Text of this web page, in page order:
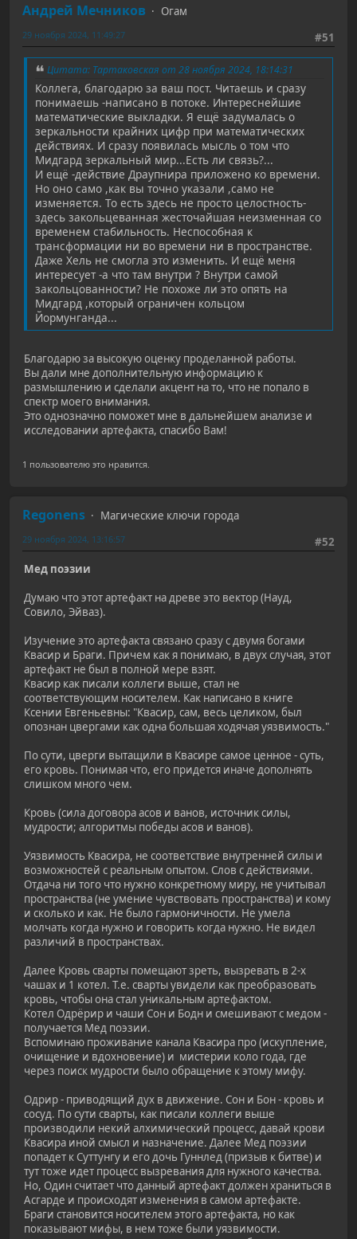
Андрей Мечников
Огам
#51
29 ноября 2024, 11:49:27
Цитата: Тартаковская от 28 ноября 2024, 18:14:31
Коллега, благодарю за ваш пост. Читаешь и сразу
понимаешь -написано в потоке. Интереснейшие
математические выкладки. Я ещё задумалась о
зеркальности крайних цифр при математических
действиях. И сразу появилась мысль о том что
Мидгард зеркальный мир...Есть ли связь?...
И ещё -действие Драупнира приложено ко времени.
Но оно само ,как вы точно указали ,само не
изменяется. То есть здесь не просто целостность-
здесь закольцеванная жесточайшая неизменная со
временем стабильность. Неспособная к
трансформации ни во времени ни в пространстве.
Даже Хель не смогла это изменить. И ещё меня
интересует -а что там внутри ? Внутри самой
закольцованности? Не похоже ли это опять на
Мидгард ,который ограничен кольцом
Йормунганда...
Благодарю за высокую оценку проделанной работы.
Вы дали мне дополнительную информацию к
размышлению и сделали акцент на то, что не попало в
спектр моего внимания.
Это однозначно поможет мне в дальнейшем анализе и
исследовании артефакта, спасибо Вам!
1 пользователю это нравится.
Regonens
Магические ключи города
#52
29 ноября 2024, 13:16:57
Мед поэзии
Думаю что этот артефакт на древе это вектор (Науд,
Совило, Эйваз).
Изучение это артефакта связано сразу с двумя богами
Квасир и Браги. Причем как я понимаю, в двух случая, этот
артефакт не был в полной мере взят.
Квасир как писали коллеги выше, стал не
соответствующим носителем. Как написано в книге
Ксении Евгеньевны: "Квасир, сам, весь целиком, был
опознан цвергами как одна большая ходячая уязвимость."
По сути, цверги вытащили в Квасире самое ценное - суть,
его кровь. Понимая что, его придется иначе дополнять
слишком много чем.
Кровь (сила договора асов и ванов, источник силы,
мудрости; алгоритмы победы асов и ванов).
Уязвимость Квасира, не соответствие внутренней силы и
возможностей с реальным опытом. Слов с действиями.
Отдача ни того что нужно конкретному миру, не учитывал
пространства (не умение чувствовать пространства) и кому
и сколько и как. Не было гармоничности. Не умела
молчать когда нужно и говорить когда нужно. Не видел
различий в пространствах.
Далее Кровь сварты помещают зреть, вызревать в 2-х
чашах и 1 котел. Т.е. сварты увидели как преобразовать
кровь, чтобы она стал уникальным артефактом.
Котел Одрёрир и чаши Сон и Бодн и смешивают с медом -
получается Мед поэзии.
Вспоминаю проживание канала Квасира про (искупление,
очищение и вдохновение) и мистерии коло года, где
через поиск мудрости было обращение к этому мифу.
Одрир - приводящий дух в движение. Сон и Бон - кровь и
сосуд. По сути сварты, как писали коллеги выше
производили некий алхимический процесс, давай крови
Квасира иной смысл и назначение. Далее Мед поэзии
попадет к Суттунгу и его дочь Гуннлед (призыв к битве) и
тут тоже идет процесс вызревания для нужного качества.
Но, Один считает что данный артефакт должен храниться в
Асгарде и происходят изменения в самом артефакте.
Браги становится носителем этого артефакта, но как
показывают мифы, в нем тоже были уязвимости.